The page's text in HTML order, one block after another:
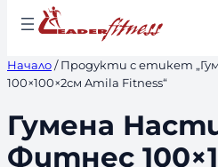
Начало/ Продукти с етикет
100×100×2см Amila Fitness“
Гумена
Фитнес